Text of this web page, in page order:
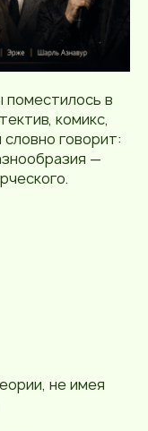
поместилось в
комикс,
говорит:
—
не имея